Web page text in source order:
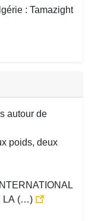
: Tamazight
autour de
poids, deux
LA (…)